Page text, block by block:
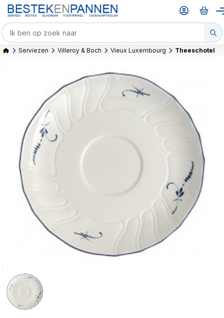
Serviezen Villeroy & Boch Vieux Luxembourg Theeschotel